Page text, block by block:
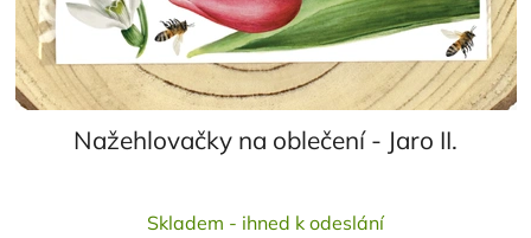
Nažehlovačky na oblečení - Jaro II.
Skladem - ihned k odeslání